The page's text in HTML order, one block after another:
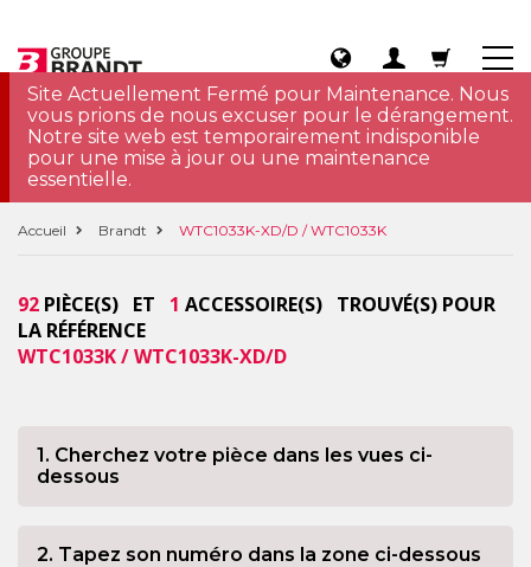
Site Actuellement Fermé pour Maintenance. Nous
vous prions de nous excuser pour le dérangement.
Notre site web est temporairement indisponible
pour une mise à jour ou une maintenance
essentielle.
Accueil Brandt WTC1033K-XD/D / WTC1033K
92 PIÈCE(S) ET 1 ACCESSOIRE(S) TROUVÉ(S) POUR
LA RÉFÉRENCE
WTC1033K / WTC1033K-XD/D
1. Cherchez votre pièce dans les vues ci-
dessous
2. Tapez son numéro dans la zone ci-dessous